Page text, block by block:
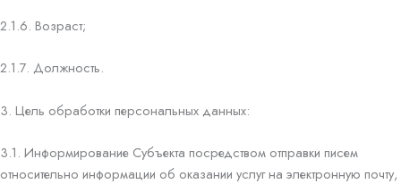
2.1.6. Возраст;
2.1.7. Должность.
3. Цель обработки персональных данных:
3.1. Информирование Субъекта посредством отправки писем
относительно информации об оказании услуг на электронную почту,